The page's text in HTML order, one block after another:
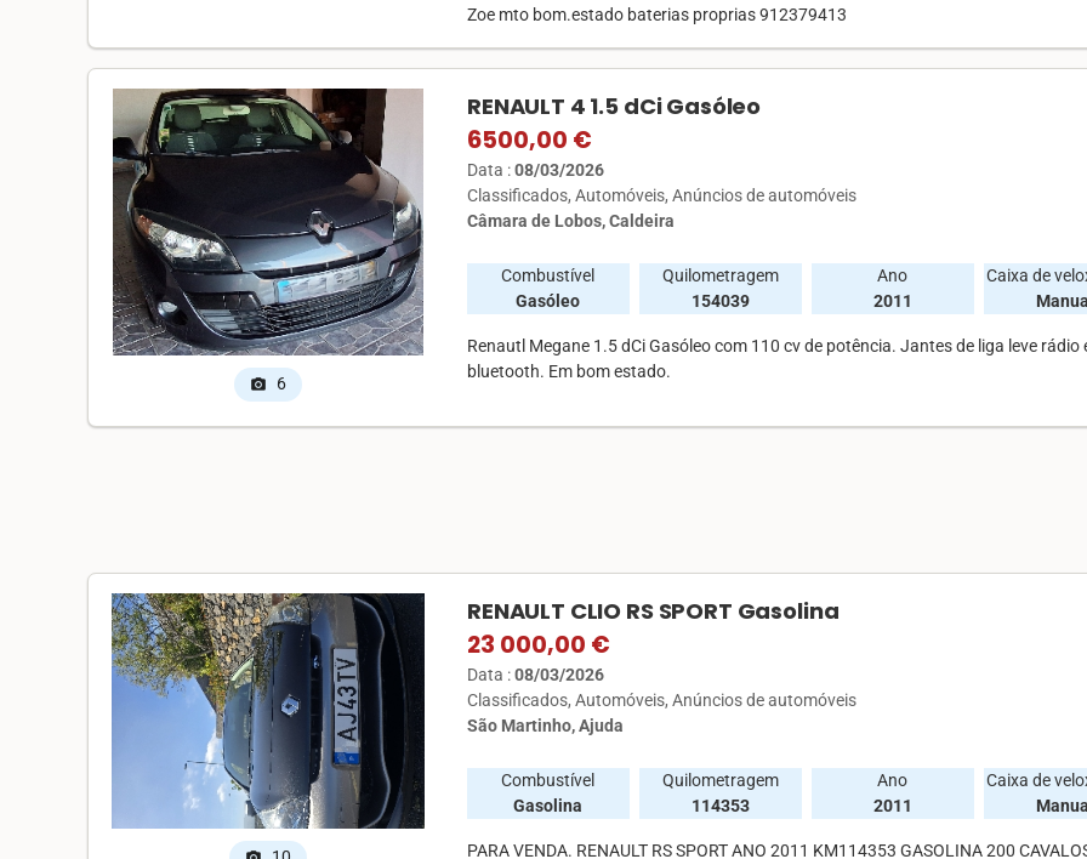
Zoe mto bom.estado baterias proprias 912379413
photo_camera 6
RENAULT 4 1.5 dCi Gasóleo
6500,00 €
Data :08/03/2026
Classificados Automóveis Anúncios de automóveis
Câmara de Lobos, Caldeira
Combustível
Gasóleo
Quilometragem
154039
Ano
2011
Caixa de
Manual
Renautl Megane 1.5 dCi Gasóleo com 110 cv de potência. Jantes de liga leve rádio
bluetooth. Em bom estado.
RENAULT CLIO RS SPORT Gasolina
23 000,00 €
Data :08/03/2026
Classificados Automóveis Anúncios de automóveis
São Martinho, Ajuda
Combustível
Gasolina
Quilometragem
114353
Ano
2011
Caixa de
Manual
PARA VENDA. RENAULT RS SPORT ANO 2011 KM114353 GASOLINA 200